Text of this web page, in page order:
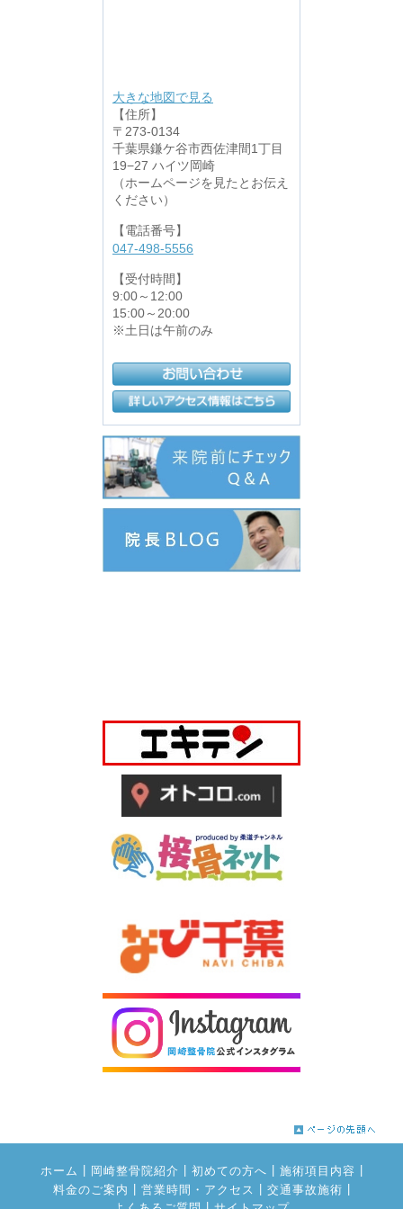
大きな地図で見る
【住所】
〒273-0134
千葉県鎌ケ谷市西佐津間1丁目
19−27 ハイツ岡崎
（ホームページを見たとお伝え
ください）
【電話番号】
047-498-5556
【受付時間】
9:00～12:00
15:00～20:00
※土日は午前のみ
ホーム 岡崎整骨院紹介 初めての方へ 施術項目内容
料金のご案内
営業時間・アクセス 交通事故施術